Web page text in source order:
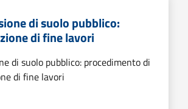
di suolo pubblico:
di fine lavori
di suolo pubblico: procedimento di
di fine lavori